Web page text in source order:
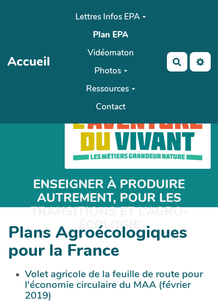
Aller au contenu principal
Accueil
Lettres Infos EPA
Plan EPA
Vidéomaton
Photos
Ressources
Contact
ENSEIGNER À PRODUIRE
AUTREMENT, POUR LES
TRANSITIONS ET L’AGRO-
ÉCOLOGIE
Plans Agroécologiques
pour la France
Volet agricole de la feuille de route pour
l'économie circulaire du MAA (février
2019)